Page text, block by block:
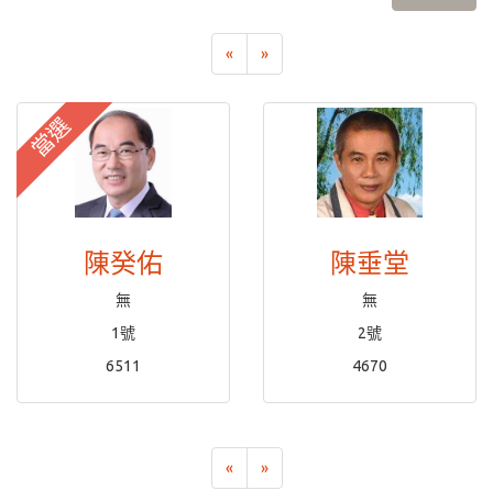
« »
當選
陳癸佑
無
1號
6511
陳垂堂
無
2號
4670
« »